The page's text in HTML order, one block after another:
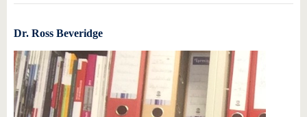
Dr. Ross Beveridge